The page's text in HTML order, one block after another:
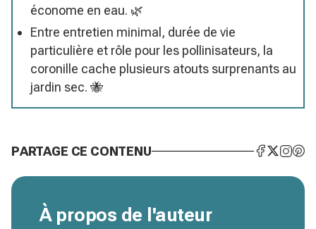
économe en eau. 🌿
Entre entretien minimal, durée de vie
particulière et rôle pour les pollinisateurs, la
coronille cache plusieurs atouts surprenants au
jardin sec. 🐝
PARTAGE CE CONTENU
À propos de l'auteur